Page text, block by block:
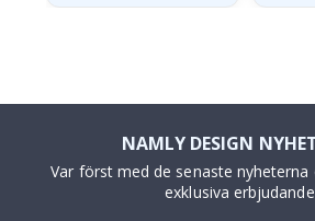
NAMLY DESIGN
Var först med de senaste nyheterna
exklusiva